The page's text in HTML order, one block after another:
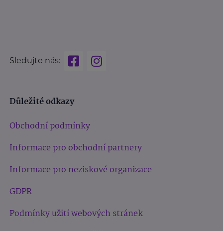
Sledujte nás:
Důležité odkazy
Obchodní podmínky
Informace pro obchodní partnery
Informace pro neziskové organizace
GDPR
Podmínky užití webových stránek